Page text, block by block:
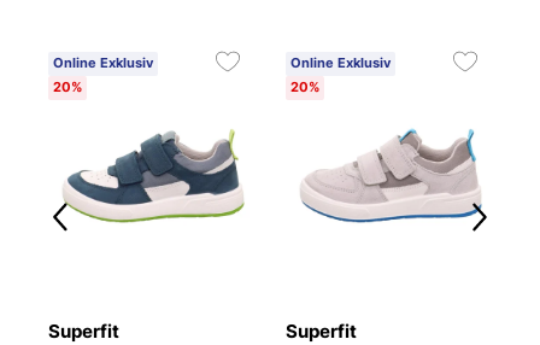
Online Exklusiv
20%
Superfit
Online Exklusiv
20%
Superfit